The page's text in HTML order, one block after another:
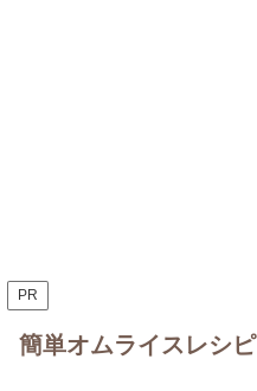
PR
簡単オムライスレシピ